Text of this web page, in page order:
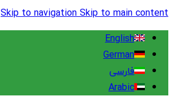
Skip to navigationSkip to main content
English
German
فارسی
Arabic